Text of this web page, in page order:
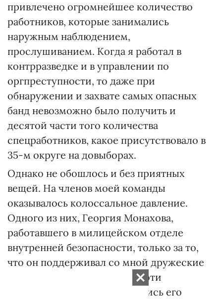
привлечено огромнейшее количество
работников, которые занимались
наружным наблюдением,
прослушиванием. Когда я работал в
контрразведке и в управлении по
оргпреступности, то даже при
обнаружении и захвате самых опасных
банд невозможно было получить и
десятой части того количества
спецработников, какое присутствовало в
35-м округе на довыборах.
Однако не обошлось и без приятных
вещей. На членов моей команды
оказывалось колоссальное давление.
Одного из них, Георгия Монахова,
работавшего в милицейском отделе
внутренней безопасности, только за то,
что он поддерживал со мной дружеские
отношения (я подчеркиваю, эти
отношения никогда не касались его